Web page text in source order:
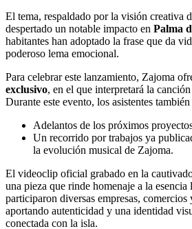
El tema, respaldado por la visión creativa
despertado un notable impacto en Palma
habitantes han adoptado la frase que da
poderoso lema emocional.
Para celebrar este lanzamiento, Zajoma
exclusivo, en el que interpretará la
Durante este evento, los asistentes
Adelantos de los próximos
Un recorrido por trabajos ya
la evolución musical de Zajoma.
El videoclip oficial grabado en la
una pieza que rinde homenaje a la
participaron diversas empresas, comercios
aportando autenticidad y una identidad
conectada con la isla.